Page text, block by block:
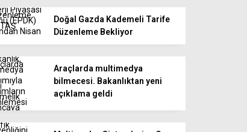
Doğal Gazda Kademeli Tarife
Düzenleme Bekliyor
Araçlarda multimedya
bilmecesi. Bakanlıktan yeni
açıklama geldi